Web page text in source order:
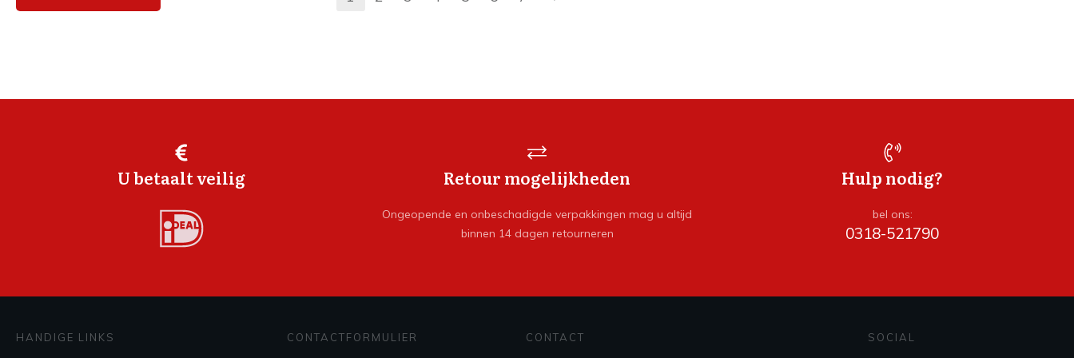
U betaalt veilig Retour mogelijkheden
Ongeopende en onbeschadigde verpakkingen mag u altijd
binnen 14 dagen retourneren
Hulp nodig?
bel ons:
0318-521790
HANDIGE LINKS CONTACTFORMULIER CONTACT SOCIAL